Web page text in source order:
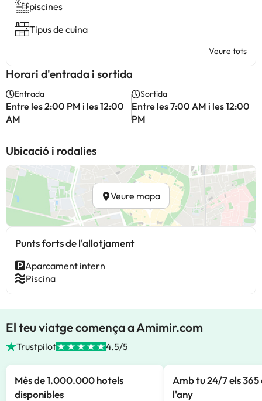
piscines
Tipus de cuina
Veure tots
Horari d'entrada i sortida
Entrada
Entre les 2:00 PM i les 12:00
AM
Sortida
Entre les 7:00 AM i les 12:00
PM
Ubicació i rodalies
Veure mapa
Punts forts de l'allotjament
Aparcament intern
Piscina
El teu viatge comença a Amimir.com
Trustpilot 4.5/5
Més de 1.000.000 hotels
disponibles
Amb tu 24/7 els 365
l'any